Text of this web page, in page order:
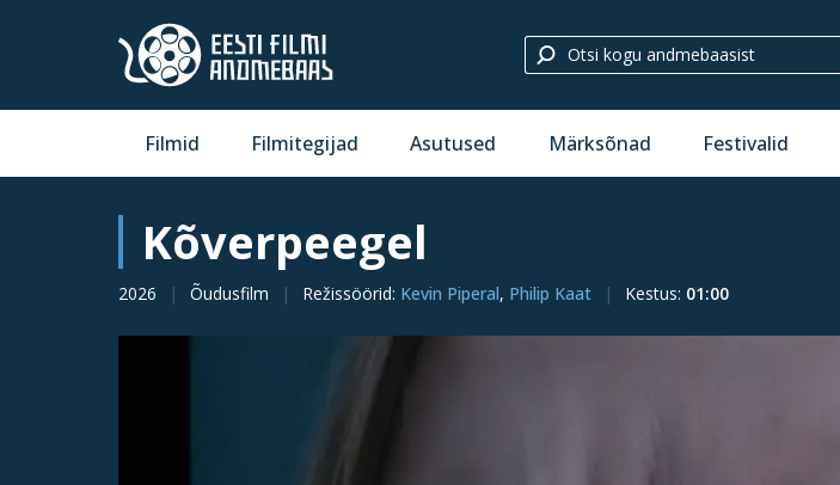
Filmid Filmitegijad Asutused Märksõnad Festivalid
Kõverpeegel
2026 Õudusfilm Režissöörid: Kevin Piperal, Philip Kaat Kestus: 01:00